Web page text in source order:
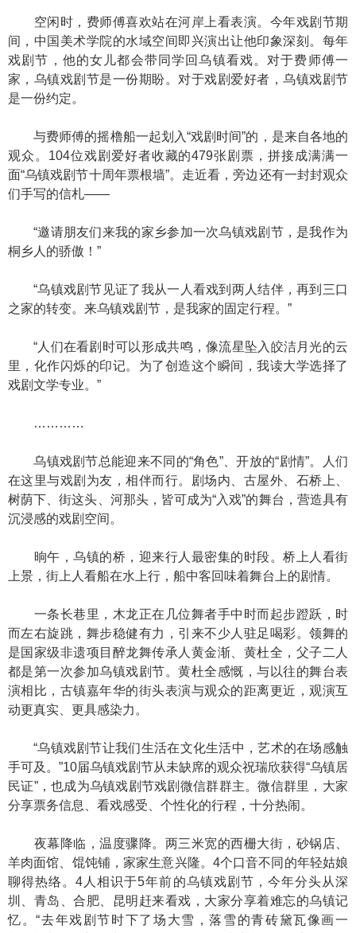
空闲时，费师傅喜欢站在河岸上看表演。今年戏剧节期
间，中国美术学院的水域空间即兴演出让他印象深刻。每年
戏剧节，他的女儿都会带同学回乌镇看戏。对于费师傅一
家，乌镇戏剧节是一份期盼。对于戏剧爱好者，乌镇戏剧节
是一份约定。
与费师傅的摇橹船一起划入“戏剧时间”的，是来自各地的
观众。104位戏剧爱好者收藏的479张剧票，拼接成满满一
面“乌镇戏剧节十周年票根墙”。走近看，旁边还有一封封观众
们手写的信札——
“邀请朋友们来我的家乡参加一次乌镇戏剧节，是我作为
桐乡人的骄傲！”
“乌镇戏剧节见证了我从一人看戏到两人结伴，再到三口
之家的转变。来乌镇戏剧节，是我家的固定行程。”
“人们在看剧时可以形成共鸣，像流星坠入皎洁月光的云
里，化作闪烁的印记。为了创造这个瞬间，我读大学选择了
戏剧文学专业。”
…………
乌镇戏剧节总能迎来不同的“角色”、开放的“剧情”。人们
在这里与戏剧为友，相伴而行。剧场内、古屋外、石桥上、
树荫下、街这头、河那头，皆可成为“入戏”的舞台，营造具有
沉浸感的戏剧空间。
晌午，乌镇的桥，迎来行人最密集的时段。桥上人看街
上景，街上人看船在水上行，船中客回味着舞台上的剧情。
一条长巷里，木龙正在几位舞者手中时而起步蹬跃，时
而左右旋跳，舞步稳健有力，引来不少人驻足喝彩。领舞的
是国家级非遗项目醉龙舞传承人黄金渐、黄杜全，父子二人
都是第一次参加乌镇戏剧节。黄杜全感慨，与以往的舞台表
演相比，古镇嘉年华的街头表演与观众的距离更近，观演互
动更真实、更具感染力。
“乌镇戏剧节让我们生活在文化生活中，艺术的在场感触
手可及。”10届乌镇戏剧节从未缺席的观众祝瑞欣获得“乌镇居
民证”，也成为乌镇戏剧节戏剧微信群群主。微信群里，大家
分享票务信息、看戏感受、个性化的行程，十分热闹。
夜幕降临，温度骤降。两三米宽的西栅大街，砂锅店、
羊肉面馆、馄饨铺，家家生意兴隆。4个口音不同的年轻姑娘
聊得热络。4人相识于5年前的乌镇戏剧节，今年分头从深
圳、青岛、合肥、昆明赶来看戏，大家分享着难忘的乌镇记
忆。“去年戏剧节时下了场大雪，落雪的青砖黛瓦像画一